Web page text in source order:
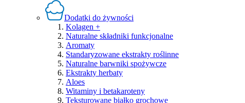
Dodatki do żywności
Kolagen +
Naturalne składniki funkcjonalne
Aromaty
Standaryzowane ekstrakty roślinne
Naturalne barwniki spożywcze
Ekstrakty herbaty
Aloes
Witaminy i betakaroteny
Teksturowane białko grochowe